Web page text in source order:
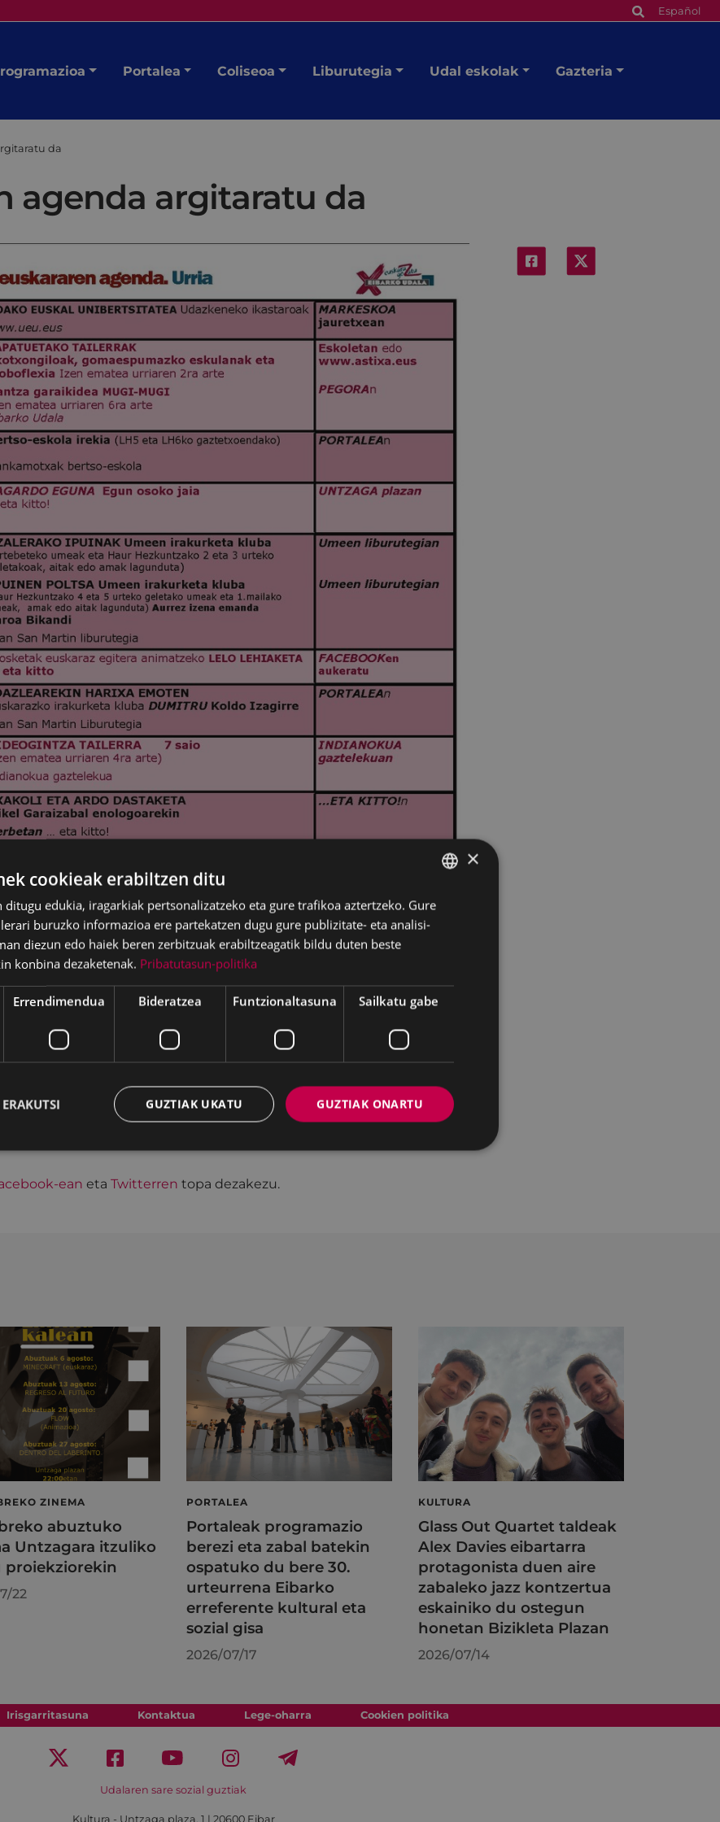
Español
Portalea Coliseoa Liburutegia Udal eskolak Gazteria
da
agenda argitaratu da
izango diren ekitaldi eta emanaldiak aurkituko dituzu agenda
ean eta Twitterren topa dezakezu.
ZINEMA
abuztuko
Untzagara itzuliko
proiekziorekin
22
PORTALEA
Portaleak programazio
berezi eta zabal batekin
ospatuko du bere 30.
urteurrena Eibarko
erreferente kultural eta
sozial gisa
2026/07/17
KULTURA
Glass Out Quartet taldeak
Alex Davies eibartarra
protagonista duen aire
zabaleko jazz kontzertua
eskainiko du ostegun
honetan Bizikleta Plazan
2026/07/14
Irisgarritasuna Kontaktua Lege-oharra Cookien politika
Udalaren sare sozial guztiak
Kultura - Untzaga plaza, 1 | 20600 Eibar
BASQUE
SPANISH
×
cookieak erabiltzen ditu
ditugu edukia, iragarkiak pertsonalizatzeko eta gure trafikoa aztertzeko. Gure
buruzko informazioa ere partekatzen dugu gure publizitate- eta analisi-
diezun edo haiek beren zerbitzuak erabiltzeagatik bildu duten beste
konbina dezaketenak. Pribatutasun-politika
Errendimendua Bideratzea Funtzionaltasuna Sailkatu gabe
GUZTIAK ONARTU
GUZTIAK UKATU